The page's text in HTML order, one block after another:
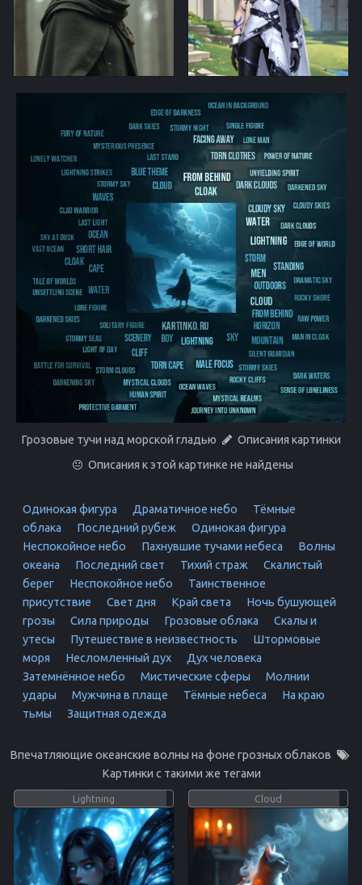
Грозовые тучи над морской гладью
Описания картинки
Описания к этой картинке не найдены
Одинокая фигура Драматичное небо
Тёмные
облака
Последний рубеж
Одинокая фигура
Неспокойное небо
Пахнувшие тучами небеса
Волны
океана
Последний свет Тихий страж
Скалистый
берег
Неспокойное небо
Таинственное
присутствие
Свет дня Край света
Ночь бушующей
грозы
Сила природы Грозовые облака
Скалы и
утесы
Путешествие в неизвестность
Штормовые
моря
Несломленный дух
Дух человека
Затемнённое небо
Мистические сферы
Молнии
удары
Мужчина в плаще Тёмные небеса
На краю
тьмы
Защитная одежда
Впечатляющие океанские волны на фоне грозных облаков
Картинки с такими же тегами
Lightning Cloud